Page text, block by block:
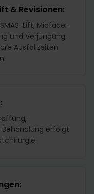
& Revisionen:
Lift, Midface-
und Verjüngung.
Ausfallzeiten
Behandlung erfolgt